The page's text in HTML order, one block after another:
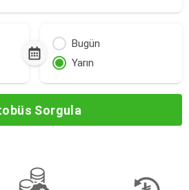
Bugün
Yarın
Sorgula